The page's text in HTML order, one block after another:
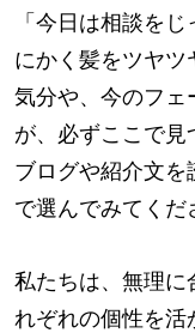
「今日は相談を
にかく髪をツヤ
気分や、今のフェ
が、必ずここで見
ブログや紹介文
で選んでみてくだ
私たちは、無理に
れぞれの個性を活